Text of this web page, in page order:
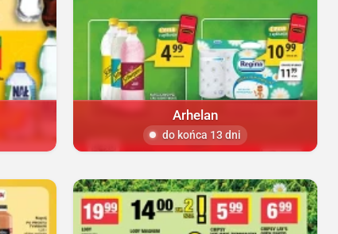
Arhelan
do końca 13 dni